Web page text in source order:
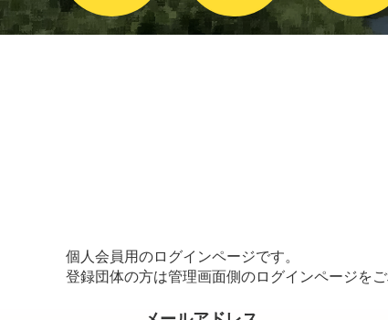
個人会員用のログインページです。
登録団体の方は管理画面側のログインページをご